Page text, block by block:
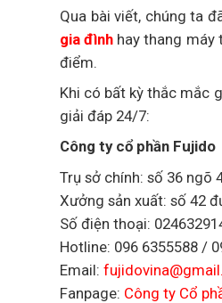
Qua bài viết, chúng ta
gia đình hay thang máy
điểm.
Khi có bất kỳ thắc mắc
giải đáp 24/7:
Công ty cổ phần Fujido
Trụ sở chính: số 36 ngõ
Xưởng sản xuất: số 42
Số điện thoại:
Hotline: 096 6355588 /
Email:
Fanpage: Công ty Cổ